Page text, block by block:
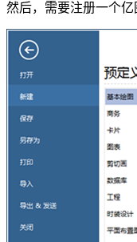
然后，需要注册一个亿